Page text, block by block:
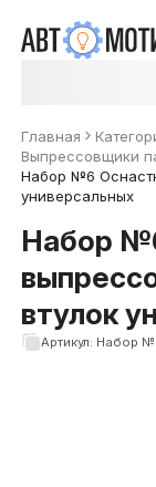
Главная
Выпрессовщики
Набор №6
универсальных
Набор
втулок
Артикул: Набор